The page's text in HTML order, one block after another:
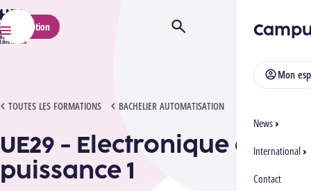
HELMo
Menu
Mon
News
International
Contact
Inscription Ouvrir/Fermer la recherche
TOUTES LES FORMATIONS BACHELIER AUTOMATISATION
UE29 - ELECTRONIQUE DE PUISSANCE 1
UE29 - Electronique de
puissance 1